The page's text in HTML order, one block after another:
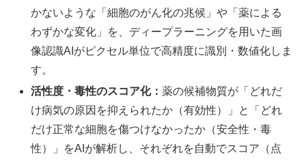
かないような「細胞のがん化の兆候」や「薬による
わずかな変化」を、ディープラーニングを用いた画
像認識AIがピクセル単位で高精度に識別・数値化しま
す。
活性度・毒性のスコア化：薬の候補物質が「どれだ
け病気の原因を抑えられたか（有効性）」と「どれ
だけ正常な細胞を傷つけなかったか（安全性・毒
性）」をAIが解析し、それぞれを自動でスコア（点